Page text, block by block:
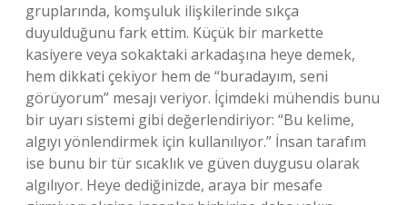
gruplarında, komşuluk ilişkilerinde sıkça
duyulduğunu fark ettim. Küçük bir markette
kasiyere veya sokaktaki arkadaşına heye demek,
hem dikkati çekiyor hem de “buradayım, seni
görüyorum” mesajı veriyor. İçimdeki mühendis bunu
bir uyarı sistemi gibi değerlendiriyor: “Bu kelime,
algıyı yönlendirmek için kullanılıyor.” İnsan tarafım
ise bunu bir tür sıcaklık ve güven duygusu olarak
algılıyor. Heye dediğinizde, araya bir mesafe